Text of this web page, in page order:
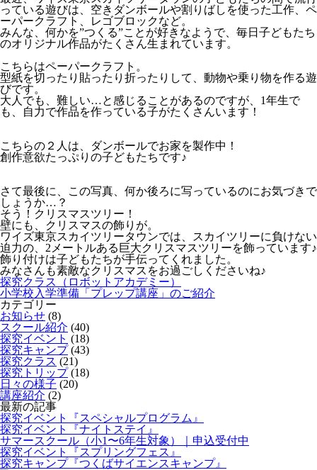
っている遊びは、空きダンボールや割りばしを使った工作、ペ
ーパークラフト、レゴブロックなど。
みんな、何かを”つくる”ことが好きなようで、毎日子どもたち
のオリジナル作品がたくさん生まれています。
こちらはペーパークラフト。
型紙を切ったり貼ったり折ったりして、動物や乗り物を作る遊
びです。
大人でも、難しい…と感じることがあるのですが、1年生で
も、自力で作品を作っている子がたくさんいます！
こちらの２人は、ダンボールでお家を製作中！
創作意欲たっぷりの子どもたちです♪
さて最後に、この写真、何か後ろに写っているのにお気づきで
しょうか…？
そう！クリスマスツリー！
壁にも、クリスマスの飾りが。
ワイズ東京スカイツリータウンでは、スカイツリーに負けない
迫力の、2メートルある巨大クリスマスツリーを飾っています♪
飾り付けは子どもたちが手伝ってくれました。
みなさんも素敵なクリスマスをお過ごしくださいね♪
探究クラス（ロボットアカデミー）
小学校入学準備「プレップ講座」のご紹介
カテゴリー
お知らせ (8)
スクール紹介 (40)
探究イベント (18)
探究キャンプ(43)
探究クラス (21)
探究トリップ(18)
日々の様子 (20)
講座紹介 (2)
最新の記事
探究イベント『スペシャルプログラム』
探究イベント『ナイトステイ』
サマースクール（小1〜6年生対象）｜申込受付中
探究イベント『スプリングフェス』
探究キャンプ『つくばサイエンスキャンプ』